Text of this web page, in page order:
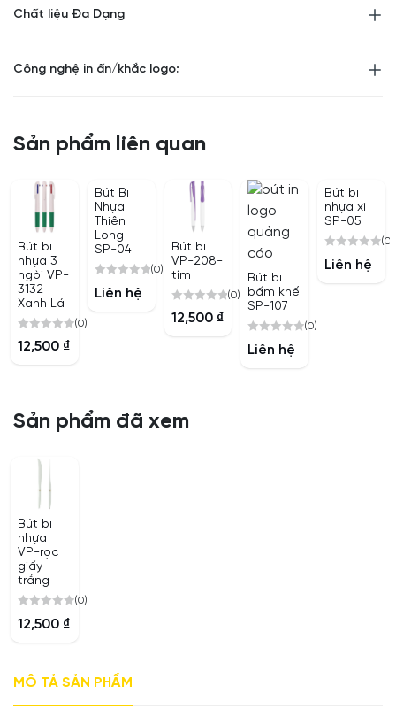
Chất liệu Đa Dạng
Công nghệ in ấn/khắc logo:
Sản phẩm liên quan
Bút bi
nhựa 3
ngòi VP-
3132-
Xanh Lá
0
(0)
12,500 ₫
Bút Bi
Nhựa
Thiên
Long
SP-04
(0)
Liên hệ
Bút bi
VP-208-
tím
0
(0)
12,500 ₫
Bút bi
bấm khế
SP-107
(0)
Liên hệ
Bút bi
nhựa xi
SP-05
(0)
Liên hệ
Sản phẩm đã xem
Bút bi
nhựa
VP-rọc
giấy
trắng
(0)
12,500 ₫
MÔ TẢ SẢN PHẨM